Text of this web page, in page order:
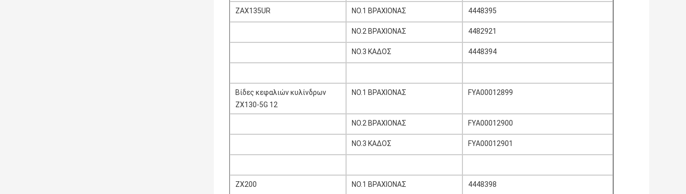
ZAX135UR NO.1 ΒΡΑΧΙΟΝΑΣ 4448395
NO.2 ΒΡΑΧΙΟΝΑΣ 4482921
NO.3 ΚΑΔΟΣ 4448394
Βίδες κεφαλιών κυλίνδρων
ZX130-5G 12
NO.1 ΒΡΑΧΙΟΝΑΣ FYA00012899
NO.2 ΒΡΑΧΙΟΝΑΣ FYA00012900
NO.3 ΚΑΔΟΣ FYA00012901
ZX200 NO.1 ΒΡΑΧΙΟΝΑΣ 4448398